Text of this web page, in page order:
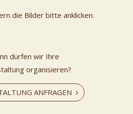
die Bilder bitte anklicken.
dürfen wir Ihre
organisieren?
ANFRAGEN